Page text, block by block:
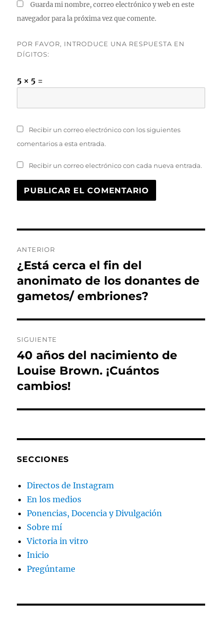
Guarda mi nombre, correo electrónico y web en este
navegador para la próxima vez que comente.
POR FAVOR, INTRODUCE UNA RESPUESTA EN
DÍGITOS:
5 × 5 =
Recibir un correo electrónico con los siguientes
comentarios a esta entrada.
Recibir un correo electrónico con cada nueva entrada.
de
entradas
ANTERIOR
Entrada
anterior:
¿Está cerca el fin del
anonimato de los donantes de
gametos/ embriones?
SIGUIENTE
Entrada
siguiente:
40 años del nacimiento de
Louise Brown. ¡Cuántos
cambios!
SECCIONES
Directos de Instagram
En los medios
Ponencias, Docencia y Divulgación
Sobre mí
Victoria in vitro
Inicio
Pregúntame